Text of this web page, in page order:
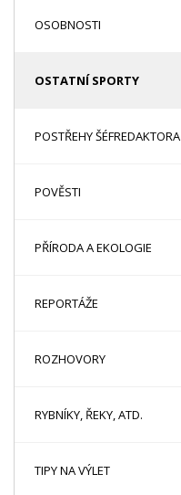
OSOBNOSTI
OSTATNÍ SPORTY
POSTŘEHY ŠÉFREDAKTORA
POVĚSTI
PŘÍRODA A EKOLOGIE
REPORTÁŽE
ROZHOVORY
RYBNÍKY, ŘEKY, ATD.
TIPY NA VÝLET